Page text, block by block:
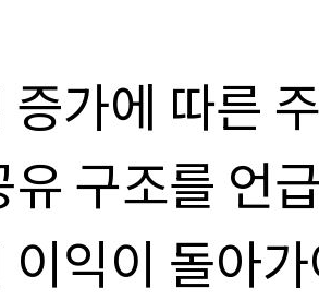
증가에 따른
유 구조를 언
이익이 돌아